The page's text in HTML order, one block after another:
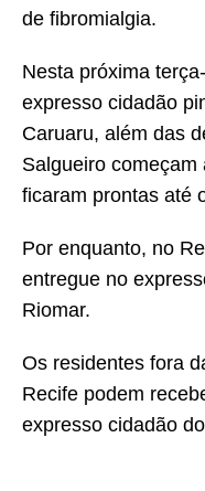
de fibromialgia.
Nesta próxima
expresso cidadão
Caruaru, além das
Salgueiro
ficaram prontas até
Por enquanto, no
entregue no
Riomar.
Os residentes fora
Recife podem
expresso cidadão